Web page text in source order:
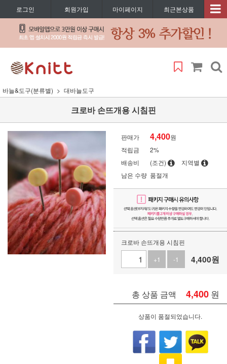
로그인 회원가입 마이페이지 최근본상품
바늘&도구(분류별) 대바늘도구
크로바 손뜨개용 시침핀
판매가 4,400원
적립금
2%
배송비
(조건)
지역별
남은 수량 품절개
크로바 손뜨개용 시침핀
+1
-1 4,400원
총 상품 금액 4,400 원
상품이 품절되었습니다.